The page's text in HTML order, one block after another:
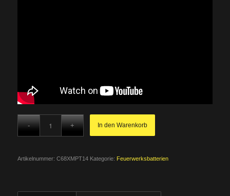
In den Warenkorb
Artikelnummer: C68XMPT14 Kategorie: Feuerwerksbatterien